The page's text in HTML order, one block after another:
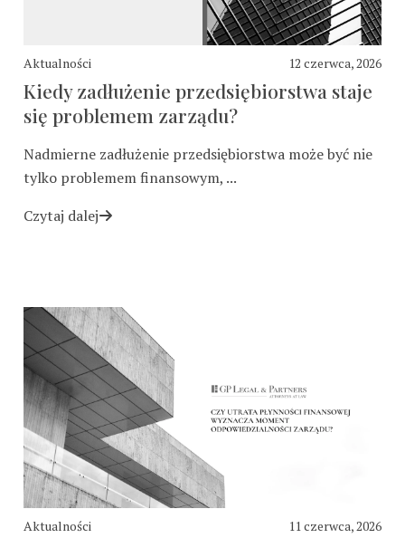
Aktualności 12 czerwca, 2026
Kiedy zadłużenie przedsiębiorstwa staje
się problemem zarządu?
Nadmierne zadłużenie przedsiębiorstwa może być nie
tylko problemem finansowym, ...
Czytaj dalej
Aktualności 11 czerwca, 2026